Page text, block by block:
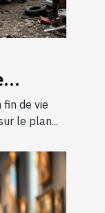
fin de vie
le plan...